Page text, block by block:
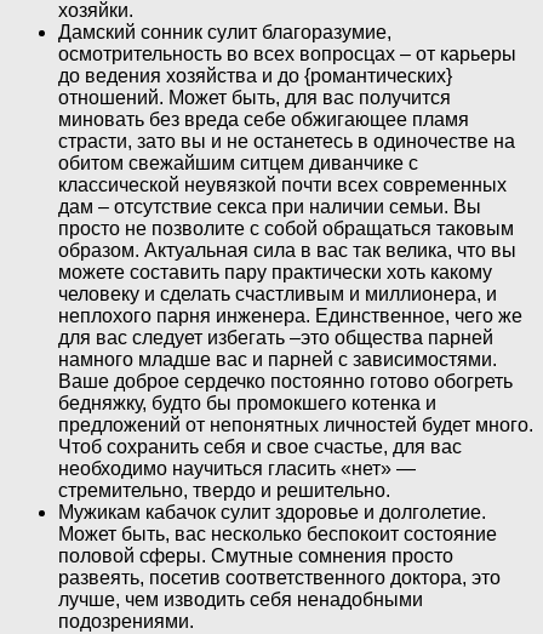
хозяйки.
Дамский сонник сулит благоразумие,
осмотрительность во всех вопросцах – от карьеры
до ведения хозяйства и до {романтических}
отношений. Может быть, для вас получится
миновать без вреда себе обжигающее пламя
страсти, зато вы и не останетесь в одиночестве на
обитом свежайшим ситцем диванчике с
классической неувязкой почти всех современных
дам – отсутствие секса при наличии семьи. Вы
просто не позволите с собой обращаться таковым
образом. Актуальная сила в вас так велика, что вы
можете составить пару практически хоть какому
человеку и сделать счастливым и миллионера, и
неплохого парня инженера. Единственное, чего же
для вас следует избегать –это общества парней
намного младше вас и парней с зависимостями.
Ваше доброе сердечко постоянно готово обогреть
бедняжку, будто бы промокшего котенка и
предложений от непонятных личностей будет много.
Чтоб сохранить себя и свое счастье, для вас
необходимо научиться гласить «нет» —
стремительно, твердо и решительно.
Мужикам кабачок сулит здоровье и долголетие.
Может быть, вас несколько беспокоит состояние
половой сферы. Смутные сомнения просто
развеять, посетив соответственного доктора, это
лучше, чем изводить себя ненадобными
подозрениями.